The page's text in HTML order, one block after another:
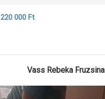
220 000 Ft
Vass Rebeka Fruzsina